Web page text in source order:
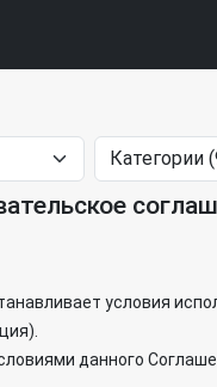
условия
данного